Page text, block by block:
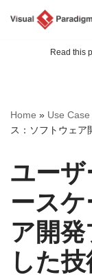
へ
ス
ッ
プ
Read this
Home » Use
ス：ソフトウェア
ユー
ース
ア開
した